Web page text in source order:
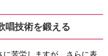
唱技術を鍛える
苦労しますが、さらに表